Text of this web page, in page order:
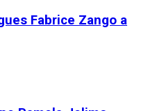
Fabrice Zango a